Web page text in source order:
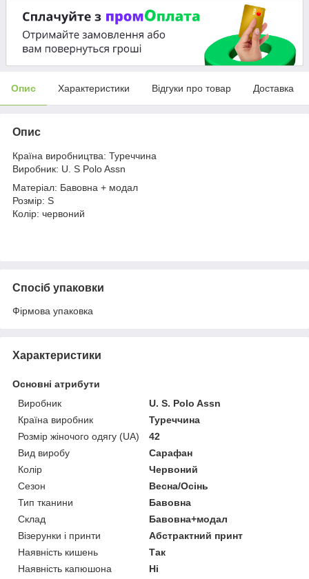
Опис Характеристики Відгуки про товар Доставка
Опис
Країна виробництва: Туреччина
Виробник: U. S Polo Assn
Матеріал: Бавовна + модал
Розмір: S
Колір: червоний
Спосіб упаковки
Фірмова упаковка
Характеристики
Основні атрибути
Виробник
U. S. Polo Assn
Країна виробник
Туреччина
Розмір жіночого одягу (UA)
42
Вид виробу
Сарафан
Колір
Червоний
Сезон
Весна/Осінь
Тип тканини
Бавовна
Склад
Бавовна+модал
Візерунки і принти
Абстрактний принт
Наявність кишень
Так
Наявність капюшона
Ні